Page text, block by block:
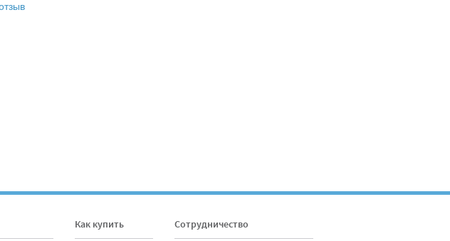
Как купить Сотрудничество